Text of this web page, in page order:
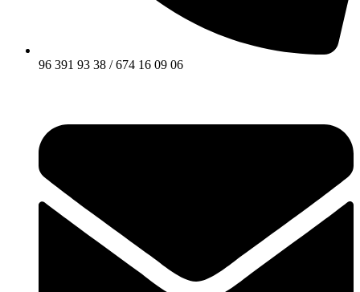
96 391 93 38 / 674 16 09 06